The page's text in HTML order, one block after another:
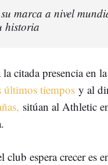
marca a nivel
historia
citada presencia en
últimos tiempos y al
sitúan al Athletic
espera crecer es